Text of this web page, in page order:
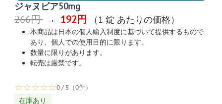
ジャヌビア50mg
266円 → 192円 （1 錠 あたりの価格）
本商品は日本の個人輸入制度に基づいて提供するもので
あり、個人での使用目的に限ります。
数量に限りがあります。
転売は厳禁です。
☆☆☆☆☆0 / 5（0件）
在庫あり